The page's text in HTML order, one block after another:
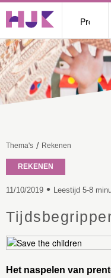
Thema's / Rekenen
REKENEN
11/10/2019 • Leestijd 5-8
Het naspelen van